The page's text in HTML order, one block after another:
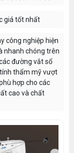
giá tốt nhất
công nghiệp hiện
nhanh chóng trên
đường vắt sổ
thẩm mỹ vượt
hợp cho các
cao và chất